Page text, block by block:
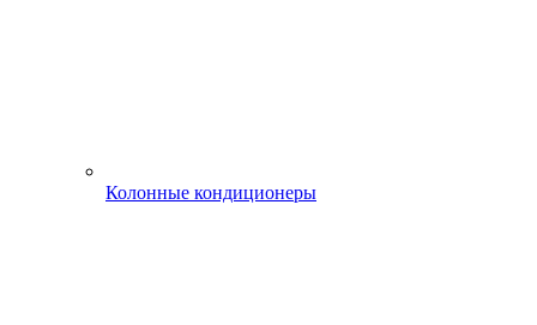
Колонные кондиционеры